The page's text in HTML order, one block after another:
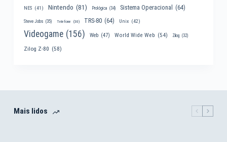
NES (41) Nintendo (81) Prológica (34) Sistema Operacional (64)
Steve Jobs (35) Telefone (30) TRS-80 (64) Unix (42)
Videogame (156) Web (47) World Wide Web (54) Zilog (32)
Zilog Z-80 (58)
Mais lidos